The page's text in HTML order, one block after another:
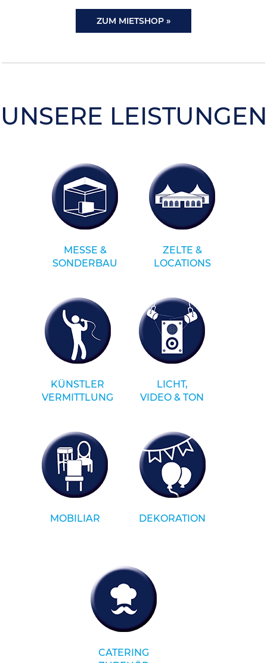
ZUM MIETSHOP »
UNSERE LEISTUNGEN
MESSE &
SONDERBAU
ZELTE &
LOCATIONS
KÜNSTLER
VERMITTLUNG
LICHT,
VIDEO & TON
MOBILIAR DEKORATION
CATERING